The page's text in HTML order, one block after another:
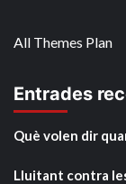
All Themes Plan
Entrades
Què volen dir
Lluitant contra